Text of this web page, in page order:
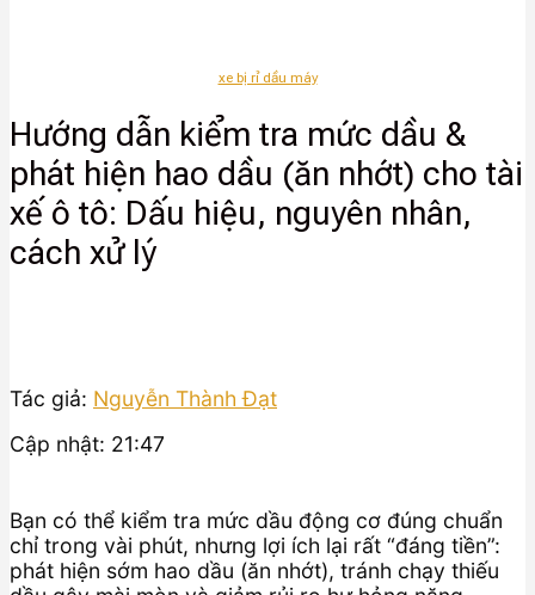
xe bị rỉ dầu máy
Hướng dẫn kiểm tra mức dầu &
phát hiện hao dầu (ăn nhớt) cho tài
xế ô tô: Dấu hiệu, nguyên nhân,
cách xử lý
Tác giả: Nguyễn Thành Đạt
Cập nhật: 21:47
Bạn có thể kiểm tra mức dầu động cơ đúng chuẩn
chỉ trong vài phút, nhưng lợi ích lại rất “đáng tiền”:
phát hiện sớm hao dầu (ăn nhớt), tránh chạy thiếu